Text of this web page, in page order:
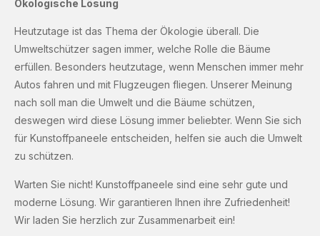
Ökologische Lösung
Heutzutage ist das Thema der Ökologie überall. Die
Umweltschützer sagen immer, welche Rolle die Bäume
erfüllen. Besonders heutzutage, wenn Menschen immer mehr
Autos fahren und mit Flugzeugen fliegen. Unserer Meinung
nach soll man die Umwelt und die Bäume schützen,
deswegen wird diese Lösung immer beliebter. Wenn Sie sich
für Kunstoffpaneele entscheiden, helfen sie auch die Umwelt
zu schützen.
Warten Sie nicht! Kunstoffpaneele sind eine sehr gute und
moderne Lösung. Wir garantieren Ihnen ihre Zufriedenheit!
Wir laden Sie herzlich zur Zusammenarbeit ein!